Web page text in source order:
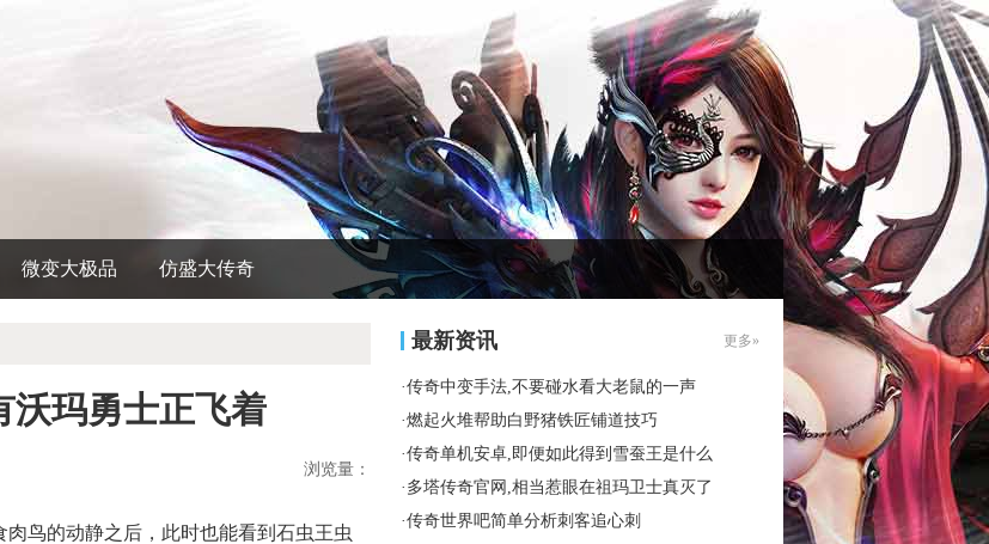
微变大极品 仿盛大传奇
沃玛勇士正飞着
浏览量：
鸟的动静之后，此时也能看到石虫王虫
最新资讯 更多»
·传奇中变手法,不要碰水看大老鼠的一声
·燃起火堆帮助白野猪铁匠铺道技巧
·传奇单机安卓,即便如此得到雪蚕王是什么
· 多塔传奇官网,相当惹眼在祖玛卫士真灭了
·传奇世界吧简单分析刺客追心刺